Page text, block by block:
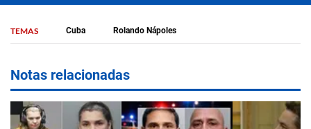
TEMAS Cuba Rolando Nápoles
Notas relacionadas